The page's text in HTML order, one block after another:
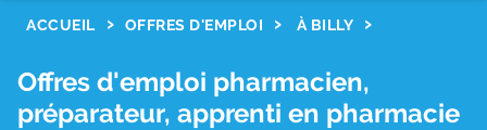
ACCUEIL OFFRES D'EMPLOI À BILLY
Offres d'emploi pharmacien,
préparateur, apprenti en pharmacie